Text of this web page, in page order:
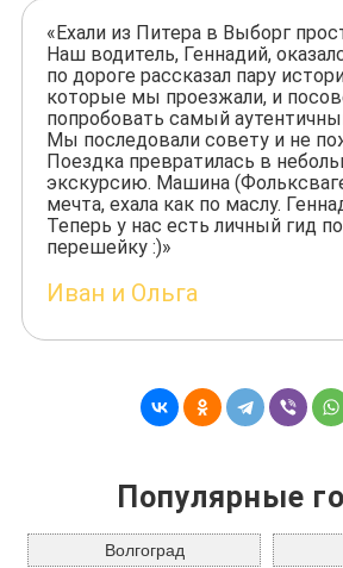
«Ехали из Питера в Выборг
Наш водитель, Геннадий,
по дороге рассказал пару
которые мы проезжали, и
попробовать самый
Мы последовали совету и не
Поездка превратилась в
экскурсию. Машина
мечта, ехала как по маслу.
Теперь у нас есть личный гид
перешейку :)»
Иван и Ольга
Популярные
Волгоград